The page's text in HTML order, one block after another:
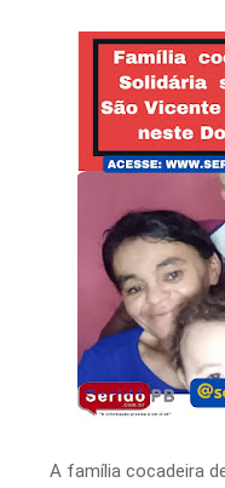
Monteiro
exercício
São
Seridó é o
São Vicente
entrega de
Jovem
para integrar
Instituto
A família cocadeira